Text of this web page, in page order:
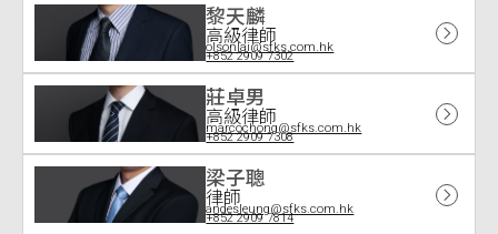
黎天麟
高級律師
olsonlai@sfks.com.hk
+852 2909 7302
莊卓男
高級律師
marcochong@sfks.com.hk
+852 2909 7308
梁子聰
律師
andesleung@sfks.com.hk
+852 2909 7814